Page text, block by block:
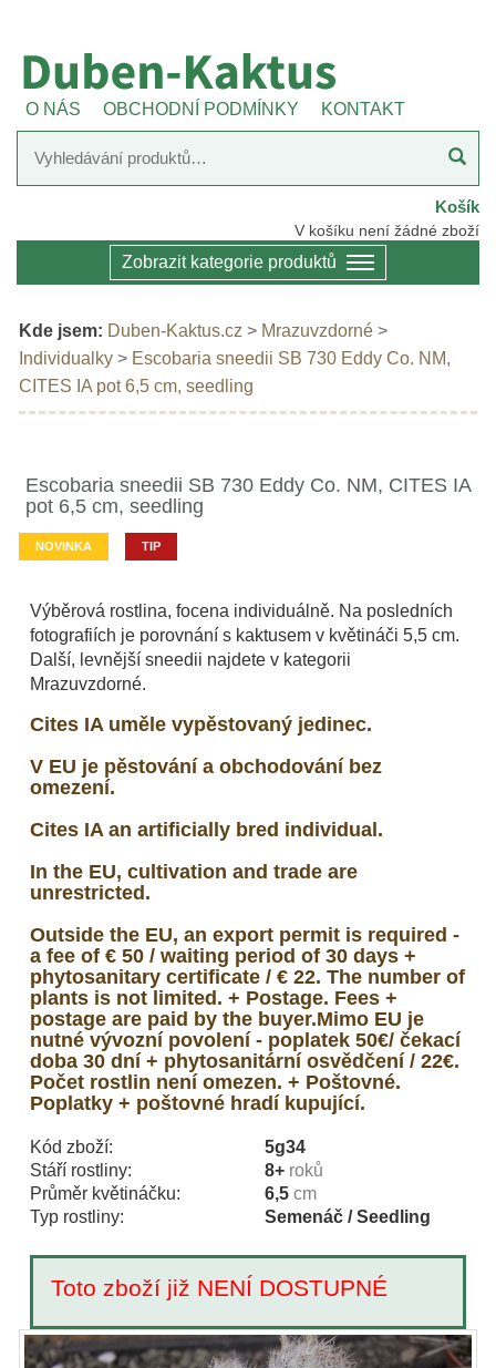
O NÁS OBCHODNÍ PODMÍNKY KONTAKT
Košík
V košíku není žádné zboží
Zobrazit kategorie produktů
Kde jsem: Duben-Kaktus.cz > Mrazuvzdorné >
Individualky > Escobaria sneedii SB 730 Eddy Co. NM,
CITES IA pot 6,5 cm, seedling
Escobaria sneedii SB 730 Eddy Co. NM, CITES IA
pot 6,5 cm, seedling
NOVINKA TIP
Výběrová rostlina, focena individuálně. Na posledních
fotografiích je porovnání s kaktusem v květináči 5,5 cm.
Další, levnější sneedii najdete v kategorii
Mrazuvzdorné.
Cites IA uměle vypěstovaný jedinec.
V EU je pěstování a obchodování bez
omezení.
Cites IA an artificially bred individual.
In the EU, cultivation and trade are
unrestricted.
Outside the EU, an export permit is required -
a fee of € 50 / waiting period of 30 days +
phytosanitary certificate / € 22. The number of
plants is not limited. + Postage. Fees +
postage are paid by the buyer.Mimo EU je
nutné vývozní povolení - poplatek 50€/ čekací
doba 30 dní + phytosanitární osvědčení / 22€.
Počet rostlin není omezen. + Poštovné.
Poplatky + poštovné hradí kupující.
Kód zboží:
5g34
Stáří rostliny:
8+ roků
Průměr květináčku:
6,5 cm
Typ rostliny:
Semenáč / Seedling
Toto zboží již NENÍ DOSTUPNÉ